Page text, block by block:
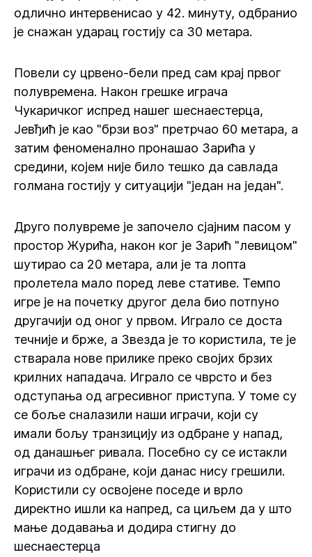
одлично интервенисао у 42. минуту, одбранио
је снажан ударац гостију са 30 метара.
Повели су црвено-бели пред сам крај првог
полувремена. Након грешке играча
Чукаричког испред нашег шеснаестерца,
Јевђић је као "брзи воз" претрчао 60 метара, а
затим феноменално пронашао Зарића у
средини, којем није било тешко да савлада
голмана гостију у ситуацији "један на један".
Друго полувреме је започело сјајним пасом у
простор Журића, након ког је Зарић "левицом"
шутирао са 20 метара, али је та лопта
пролетела мало поред леве стативе. Темпо
игре је на почетку другог дела био потпуно
другачији од оног у првом. Играло се доста
течније и брже, а Звезда је то користила, те је
стварала нове прилике преко својих брзих
крилних нападача. Играло се чврсто и без
одступања од агресивног приступа. У томе су
се боље сналазили наши играчи, који су
имали бољу транзицију из одбране у напад,
од данашњег ривала. Посебно су се истакли
играчи из одбране, који данас нису грешили.
Користили су освојене поседе и врло
директно ишли ка напред, са циљем да у што
мање додавања и додира стигну до
шеснаестерца